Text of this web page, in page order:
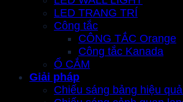
LED TRANG TRÍ
Công tắc
CÔNG TẮC Orange
Công tắc Kanada
Ổ CẮM
Giải pháp
Chiếu sáng bảng hiệu